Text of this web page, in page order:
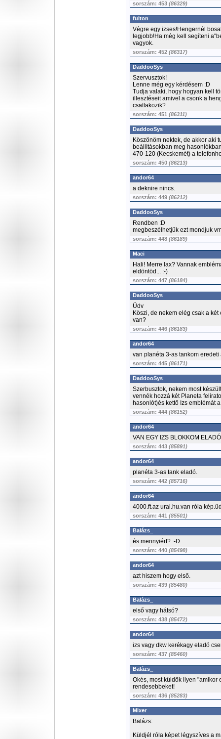
sorszám: 453 (86329)
fulton
Végre egy izses!Hengernél
legjobb!Ha még kell segíteni
vagyok.
sorszám: 452 (86317)
DaddooSys
Szervusztok!
Lenne még egy kérdésem :D
Tudja valaki, hogy hogyan kell
illesztéseit amivel a csonk a
csatlakozik?
sorszám: 451 (86311)
DaddooSys
Köszönöm nektek, de akkor aki
beállításokban meg
470-120 (Kecskemét) a
sorszám: 450 (86213)
andor64
a deknire nincs.
sorszám: 449 (86212)
DaddooSys
Rendben :D
megbeszélhetjük ezt mondjuk
sorszám: 448 (86189)
Maci
Hali! Merre lax? Vannak
eldöntöd... :-)
sorszám: 447 (86184)
DaddooSys
Üdv
Köszi, de nekem elég csak a
van?
sorszám: 446 (86183)
andor64
van planéta 3-as tankom
sorszám: 445 (86171)
DaddooSys
Szerbusztok, nekem most
vennék hozzá két Planeta
hasonlót)és kettő Izs emblémát
sorszám: 444 (86152)
andor64
VAN EGY IZS BLOKKOM
sorszám: 443 (85891)
andor64
planéta 3-as tank eladó.
sorszám: 442 (85716)
andor64
4000.ft.az ural.hu.van róla
sorszám: 441 (85501)
Balázs_
és mennyiért? :-D
sorszám: 440 (85498)
andor64
azt hiszem hogy első.
sorszám: 439 (85480)
Balázs_
első vagy hátsó?
sorszám: 438 (85472)
andor64
izs vagy dkw kerékagy eladó
sorszám: 437 (85460)
Balázs_
Okés, most küldök ilyen "amikor
rendesebbeket!
sorszám: 436 (85283)
Mixer
Balázs:
Küldjél róla képet légyszíves a